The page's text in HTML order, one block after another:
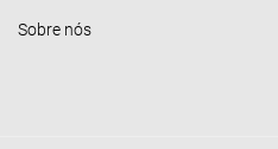
Sobre nós